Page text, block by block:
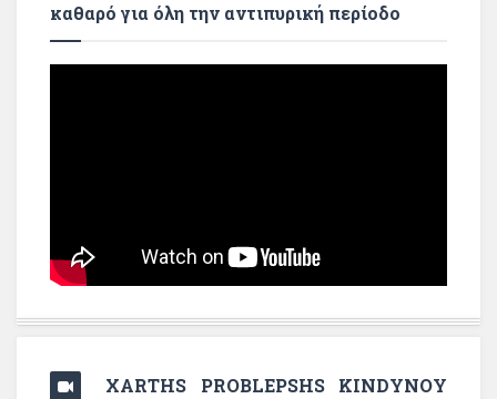
καθαρό για όλη την αντιπυρική περίοδο
XARTHS PROBLEPSHS KINDYNOY